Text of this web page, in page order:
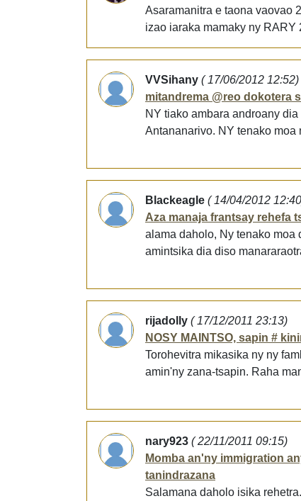
Asaramanitra e taona vaovao
izao iaraka mamaky ny RARY
VVSihany ( 17/06/2012 12:52)
mitandrema @reo dokotera
NY tiako ambara androany
Antananarivo. NY tenako moa
Blackeagle ( 14/04/2012
Aza manaja frantsay rehefa
alama daholo, Ny tenako moa
amintsika dia diso
rijadolly ( 17/12/2011 23:13)
NOSY MAINTSO, sapin #
Torohevitra mikasika ny ny
amin'ny zana-tsapin. Raha
nary923 ( 22/11/2011 09:15)
Momba an'ny immigration
tanindrazana
Salamana daholo isika